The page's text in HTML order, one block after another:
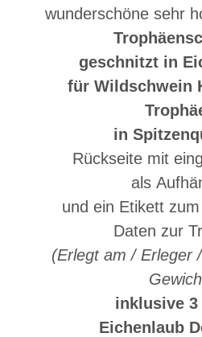
wunderschöne sehr
geschnitzt in
für Wildschwein
in
Rückseite mit
als
und ein Etikett
Daten zur
(Erlegt am / Erleger
inklusive 3
Eichenlaub